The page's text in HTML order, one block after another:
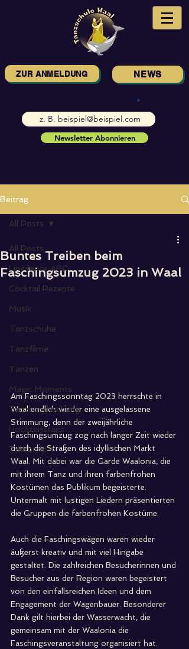
ZUR ANMELDUNG NEWS
Newsletter Abonnieren
Beitrag
All Posts
Linedance ABC
Cocktail Rezepte
Musik
Tanzschuhe
Tanzfilme
Tanzen
Magic Moments
Tanzbeschreibung
Hochzeitstanz
Testbericht
All Posts
Buntes Treiben beim
Faschingsumzug 2023 in Waal
Am Faschingssonntag 2023 herrschte in
Waal endlich wieder eine ausgelassene
Stimmung, denn der zweijährliche
Faschingsumzug zog nach langer Zeit wieder
durch die Straßen des idyllischen Markt
Waal. Mit dabei war die Garde Waalonia, die
mit ihrem Tanz und ihren farbenfrohen
Kostümen das Publikum begeisterte.
Untermalt mit lustigen Liedern präsentierten
die Gruppen die farbenfrohen Kostüme.
Auch die Faschingswägen waren wieder
äußerst kreativ und mit viel Hingabe
gestaltet. Die zahlreichen Besucherinnen und
Besucher aus der Region waren begeistert
von den einfallsreichen Ideen und dem
Engagement der Wagenbauer. Besonderer
Dank gilt hierbei der Wasserwacht, die
gemeinsam mit der Waalonia die
Faschingsveranstaltung organisiert hat.